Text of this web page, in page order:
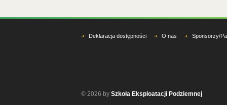
Deklaracja dostępności O nas Sponsorzy/
© 2026 by Szkoła Eksploatacji Podziemnej